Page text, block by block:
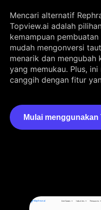
Mencari alternatif
Topview.ai adalah
kemampuan
mudah mengonversi
menarik dan mengubah
yang memukau. Plus,
canggih dengan fitur
Mulai menggunakan